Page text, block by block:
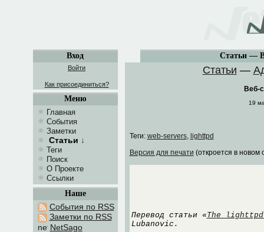
Вход
Войти
Как присоединиться?
Меню
Главная
События
Заметки
Статьи ↓
Теги
Поиск
О Проекте
Ссылки
Наше
События по RSS
Заметки по RSS
NetSago
Статьи —
Статьи —
Веб-
19
Теги: web-servers, lighttpd
Версия для печати (откроется в новом
Перевод статьи «The lighttpd
Lubanovic.